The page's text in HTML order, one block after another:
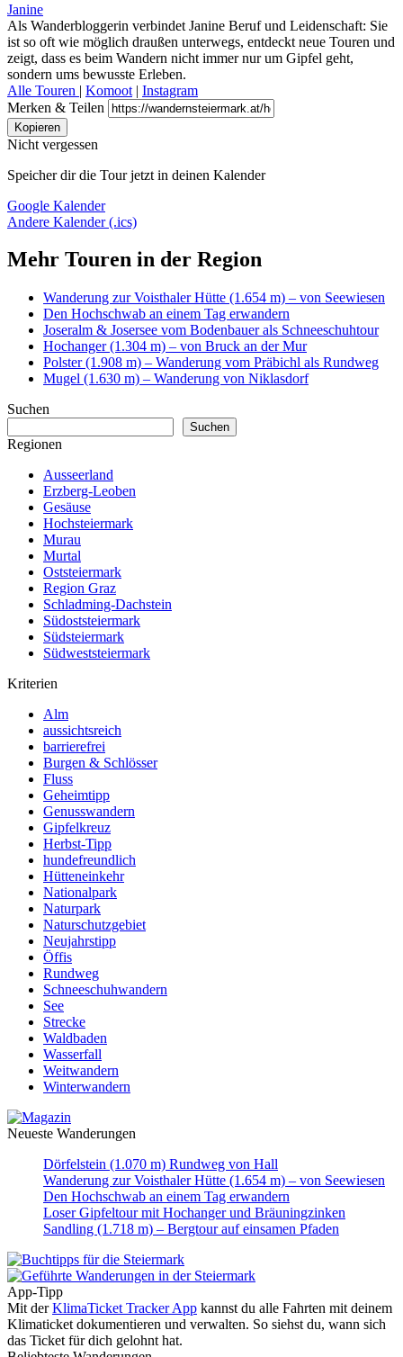
Janine
Als Wanderbloggerin verbindet Janine Beruf und Leidenschaft: Sie
ist so oft wie möglich draußen unterwegs, entdeckt neue Touren und
zeigt, dass es beim Wandern nicht immer nur um Gipfel geht,
sondern ums bewusste Erleben.
Alle Touren | Komoot | Instagram
Merken & Teilen
Kopieren
Nicht vergessen
Speicher dir die Tour jetzt in deinen Kalender
Google Kalender
Andere Kalender (.ics)
Mehr Touren in der Region
Wanderung zur Voisthaler Hütte (1.654 m) – von Seewiesen
Den Hochschwab an einem Tag erwandern
Joseralm & Josersee vom Bodenbauer als Schneeschuhtour
Hochanger (1.304 m) – von Bruck an der Mur
Polster (1.908 m) – Wanderung vom Präbichl als Rundweg
Mugel (1.630 m) – Wanderung von Niklasdorf
Suchen
Suchen
Regionen
Ausseerland
Erzberg-Leoben
Gesäuse
Hochsteiermark
Murau
Murtal
Oststeiermark
Region Graz
Schladming-Dachstein
Südoststeiermark
Südsteiermark
Südweststeiermark
Kriterien
Alm
aussichtsreich
barrierefrei
Burgen & Schlösser
Fluss
Geheimtipp
Genusswandern
Gipfelkreuz
Herbst-Tipp
hundefreundlich
Hütteneinkehr
Nationalpark
Naturpark
Naturschutzgebiet
Neujahrstipp
Öffis
Rundweg
Schneeschuhwandern
See
Strecke
Waldbaden
Wasserfall
Weitwandern
Winterwandern
Neueste Wanderungen
Dörfelstein (1.070 m) Rundweg von Hall
Wanderung zur Voisthaler Hütte (1.654 m) – von Seewiesen
Den Hochschwab an einem Tag erwandern
Loser Gipfeltour mit Hochanger und Bräuningzinken
Sandling (1.718 m) – Bergtour auf einsamen Pfaden
App-Tipp
Mit derKlimaTicket Tracker App kannst du alle Fahrten mit deinem
Klimaticket dokumentieren und verwalten. So siehst du, wann sich
das Ticket für dich gelohnt hat.